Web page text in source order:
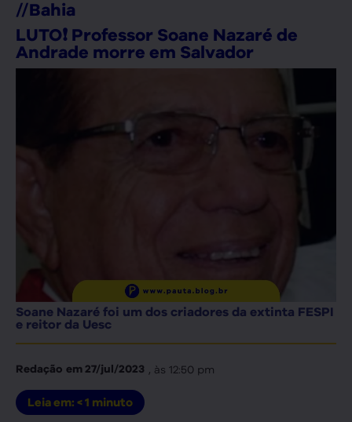
//Bahia
LUTO❗ Professor Soane Nazaré de
Andrade morre em Salvador
Soane Nazaré foi um dos criadores da extinta FESPI
e reitor da Uesc
Redação em27/jul/2023 , às 12:50 pm
Leia em: < 1 minuto